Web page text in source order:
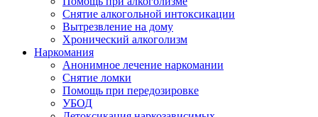
Снятие алкогольной интоксикации
Вытрезвление на дому
Хронический алкоголизм
Наркомания
Анонимное лечение наркомании
Снятие ломки
Помощь при передозировке
УБОД